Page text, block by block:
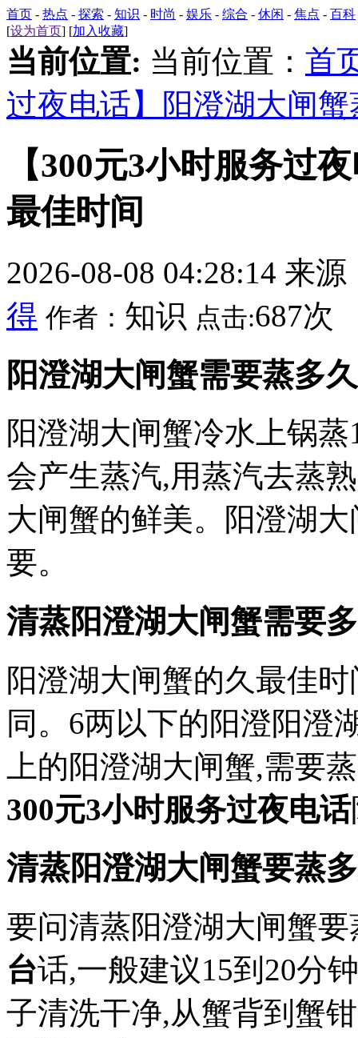
首页 - 热点 - 探索 - 知识 - 时尚 - 娱乐 - 综合 - 休闲 - 焦点 - 百科
[设为首页] [加入收藏]
当前位置: 当前位置： 首
过夜电话】阳澄湖大闸
【300元3小时服务过
最佳时间
2026-08-08 04:28:14 来源
得 作者： 知识 点击:687次
阳澄湖大闸蟹需要蒸多
阳澄湖大闸蟹冷水上锅
会产生蒸汽,用蒸汽去蒸
大闸蟹的鲜美。阳澄湖
要。
清蒸阳澄湖大闸蟹需要
阳澄湖大闸蟹的久最佳
同。6两以下的阳澄阳澄
上的阳澄湖大闸蟹,需要
300元3小时服务过夜电话
清蒸阳澄湖大闸蟹要蒸
要问清蒸阳澄湖大闸蟹
台话,一般建议15到20分
子清洗干净,从蟹背到蟹